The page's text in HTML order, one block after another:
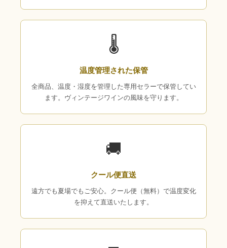
🌡
温度管理された保管
全商品、温度・湿度を管理した専用セラーで保管してい
ます。ヴィンテージワインの風味を守ります。
🚚
クール便直送
遠方でも夏場でもご安心。クール便（無料）で温度変化
を抑えて直送いたします。